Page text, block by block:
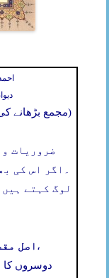
(مجمع بڑھانے
ضروریات و
اگر اس کی
لوگ کہتے
اصل ،
دوسروں کا